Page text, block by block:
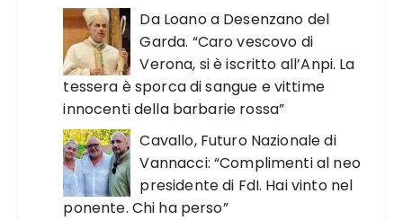
Da Loano a Desenzano del
Garda. “Caro vescovo di
Verona, si è iscritto all’Anpi. La
tessera è sporca di sangue e vittime
innocenti della barbarie rossa”
Cavallo, Futuro Nazionale di
Vannacci: “Complimenti al neo
presidente di FdI. Hai vinto nel
ponente. Chi ha perso”